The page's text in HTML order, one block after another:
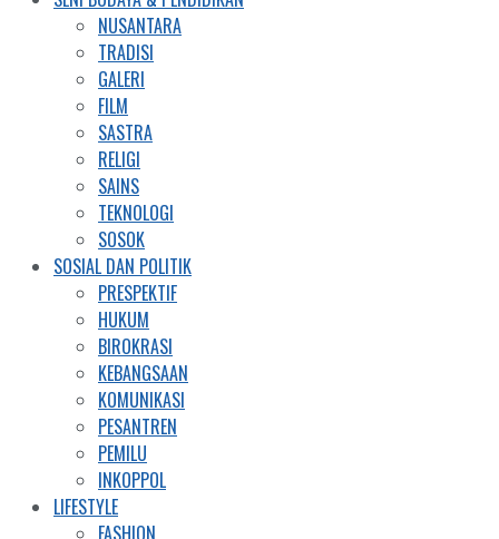
NUSANTARA
TRADISI
GALERI
FILM
SASTRA
RELIGI
SAINS
TEKNOLOGI
SOSOK
SOSIAL DAN POLITIK
PRESPEKTIF
HUKUM
BIROKRASI
KEBANGSAAN
KOMUNIKASI
PESANTREN
PEMILU
INKOPPOL
LIFESTYLE
FASHION